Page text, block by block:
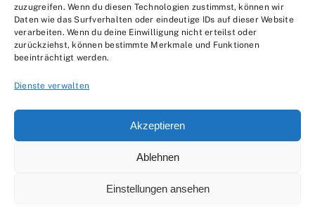
zuzugreifen. Wenn du diesen Technologien zustimmst, können wir
Daten wie das Surfverhalten oder eindeutige IDs auf dieser Website
verarbeiten. Wenn du deine Einwilligung nicht erteilst oder
zurückziehst, können bestimmte Merkmale und Funktionen
beeinträchtigt werden.
Dienste verwalten
Akzeptieren
Ablehnen
Einstellungen ansehen
Kontakt
Datenschutzerklärung
© 2007 - 2026 •by Moveco